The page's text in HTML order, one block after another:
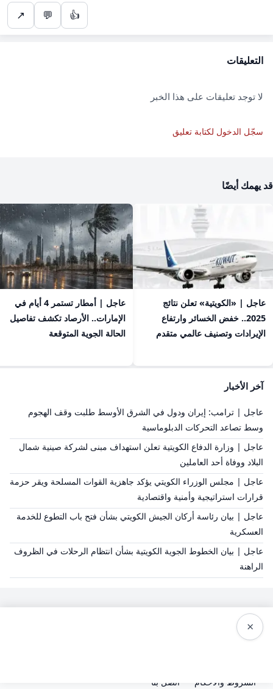
👍
💬
↗
التعليقات
لا توجد تعليقات على هذا الخبر
سجّل الدخول لكتابة تعليق
قد يهمك أيضًا
عاجل | «الكويتية» تعلن نتائج
2025.. خفض الخسائر وارتفاع
الإيرادات وتصنيف عالمي متقدم
عاجل | أمطار تستمر 4 أيام في
الإمارات.. الأرصاد تكشف تفاصيل
الحالة الجوية المتوقعة
آخر الأخبار
عاجل | ترامب: إيران ودول في الشرق الأوسط طلبت وقف الهجوم
وسط تصاعد التحركات الدبلوماسية
عاجل | وزارة الدفاع الكويتية تعلن استهداف مبنى لشركة صينية شمال
البلاد ووفاة أحد العاملين
عاجل | مجلس الوزراء الكويتي يؤكد جاهزية القوات المسلحة ويقر حزمة
قرارات استراتيجية وأمنية واقتصادية
عاجل | بيان رئاسة أركان الجيش الكويتي بشأن فتح باب التطوع للخدمة
العسكرية
عاجل | بيان الخطوط الجوية الكويتية بشأن انتظام الرحلات في الظروف
الراهنة
×
الشروط والاحكام اتصل بنا